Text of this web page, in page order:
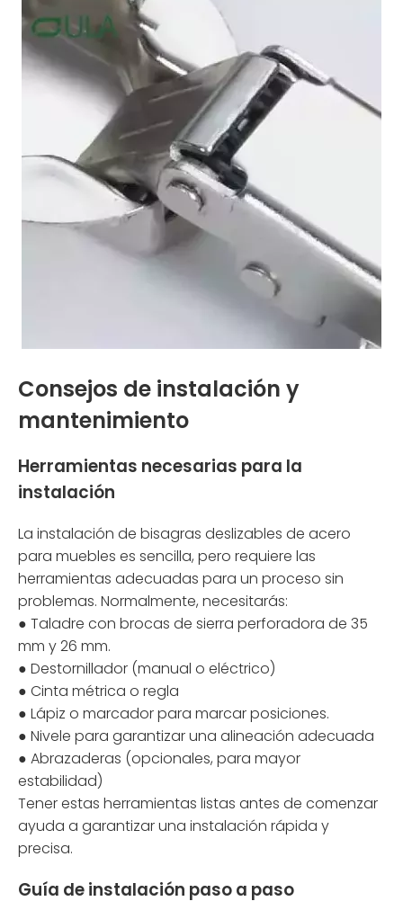
Consejos de instalación y
mantenimiento
Herramientas necesarias para la
instalación
La instalación de bisagras deslizables de acero
para muebles es sencilla, pero requiere las
herramientas adecuadas para un proceso sin
problemas. Normalmente, necesitarás:
● Taladre con brocas de sierra perforadora de 35
mm y 26 mm.
● Destornillador (manual o eléctrico)
● Cinta métrica o regla
● Lápiz o marcador para marcar posiciones.
● Nivele para garantizar una alineación adecuada
● Abrazaderas (opcionales, para mayor
estabilidad)
Tener estas herramientas listas antes de comenzar
ayuda a garantizar una instalación rápida y
precisa.
Guía de instalación paso a paso